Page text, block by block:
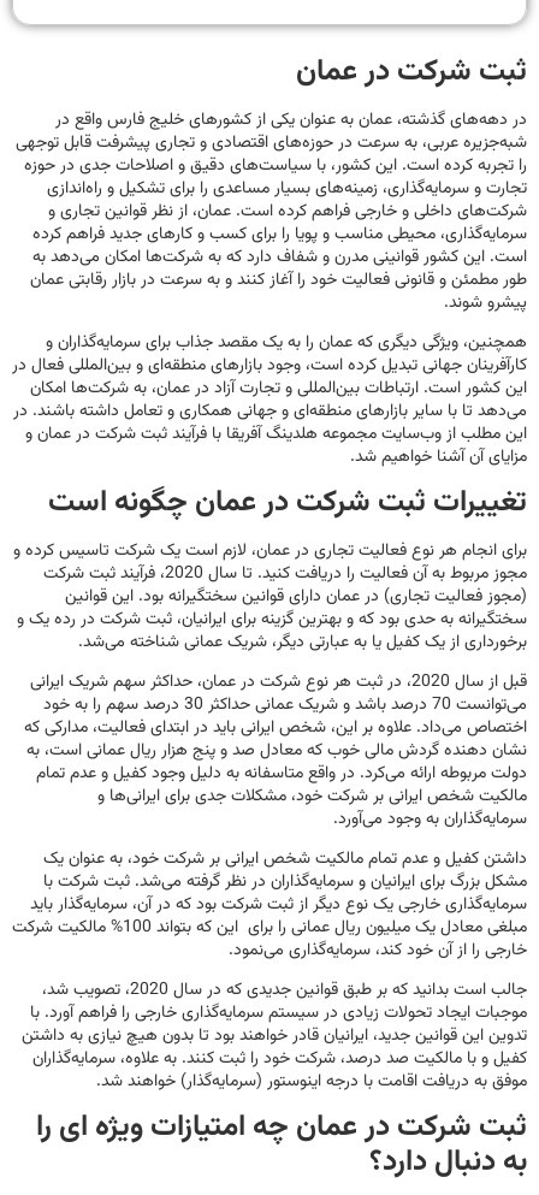
ثبت شرکت در عمان
در دهه‌های گذشته، عمان به عنوان یکی از کشورهای خلیج فارس واقع در
شبه‌جزیره عربی، به سرعت در حوزه‌های اقتصادی و تجاری پیشرفت قابل توجهی
را تجربه کرده است. این کشور، با سیاست‌های دقیق و اصلاحات جدی در حوزه
تجارت و سرمایه‌گذاری، زمینه‌های بسیار مساعدی را برای تشکیل و راه‌اندازی
شرکت‌های داخلی و خارجی فراهم کرده است. عمان، از نظر قوانین تجاری و
سرمایه‌گذاری، محیطی مناسب و پویا را برای کسب و کارهای جدید فراهم کرده
است. این کشور قوانینی مدرن و شفاف دارد که به شرکت‌ها امکان می‌دهد به
طور مطمئن و قانونی فعالیت خود را آغاز کنند و به سرعت در بازار رقابتی عمان
پیشرو شوند.
همچنین، ویژگی دیگری که عمان را به یک مقصد جذاب برای سرمایه‌گذاران و
کارآفرینان جهانی تبدیل کرده است، وجود بازارهای منطقه‌ای و بین‌المللی فعال در
این کشور است. ارتباطات بین‌المللی و تجارت آزاد در عمان، به شرکت‌ها امکان
می‌دهد تا با سایر بازارهای منطقه‌ای و جهانی همکاری و تعامل داشته باشند. در
این مطلب از وب‌سایت مجموعه هلدینگ آفریقا با فرآیند ثبت شرکت در عمان و
مزایای آن آشنا خواهیم شد.
تغییرات ثبت شرکت در عمان چگونه است
برای انجام هر نوع فعالیت تجاری در عمان، لازم است یک شرکت تاسیس کرده و
مجوز مربوط به آن فعالیت را دریافت کنید. تا سال 2020، فرآیند ثبت شرکت
(مجوز فعالیت تجاری) در عمان دارای قوانین سختگیرانه بود. این قوانین
سختگیرانه به حدی بود که و بهترین گزینه برای ایرانیان، ثبت شرکت در رده یک و
برخورداری از یک کفیل یا به عبارتی دیگر، شریک عمانی شناخته می‌شد.
قبل از سال 2020، در ثبت هر نوع شرکت در عمان، حداکثر سهم شریک ایرانی
می‌توانست 70 درصد باشد و شریک عمانی حداکثر 30 درصد سهم را به خود
اختصاص می‌داد. علاوه بر این، شخص ایرانی باید در ابتدای فعالیت، مدارکی که
نشان دهنده گردش مالی خوب که معادل صد و پنج هزار ریال عمانی است، به
دولت مربوطه ارائه می‌کرد. در واقع متاسفانه به دلیل وجود کفیل و عدم تمام
مالکیت شخص ایرانی بر شرکت خود، مشکلات جدی برای ایرانی‌ها و
سرمایه‌گذاران به وجود می‌آورد.
داشتن کفیل و عدم تمام مالکیت شخص ایرانی بر شرکت خود، به عنوان یک
مشکل بزرگ برای ایرانیان و سرمایه‌گذاران در نظر گرفته می‌شد. ثبت شرکت با
سرمایه‌گذاری خارجی یک نوع دیگر از ثبت شرکت بود که در آن، سرمایه‌گذار باید
مبلغی معادل یک میلیون ریال عمانی را برای این که بتواند 100% مالکیت شرکت
خارجی را از آن خود کند، سرمایه‌گذاری می‌نمود.
جالب است بدانید که بر طبق قوانین جدیدی که در سال 2020، تصویب شد،
موجبات ایجاد تحولات زیادی در سیستم سرمایه‌گذاری خارجی را فراهم آورد. با
تدوین این قوانین جدید، ایرانیان قادر خواهند بود تا بدون هیچ نیازی به داشتن
کفیل و با مالکیت صد درصد، شرکت خود را ثبت کنند. به علاوه، سرمایه‌گذاران
موفق به دریافت اقامت با درجه اینوستور (سرمایه‌گذار) خواهند شد.
ثبت شرکت در عمان چه امتیازات ویژه ای را
به دنبال دارد؟